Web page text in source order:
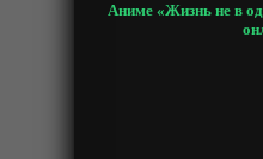
Аниме «Жизнь не в